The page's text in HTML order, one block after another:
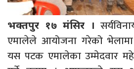
भक्तपुर १७ मंसिर ।
एमालेले आयोजना गरेको
यस पटक एमालेका उम्मेदवार